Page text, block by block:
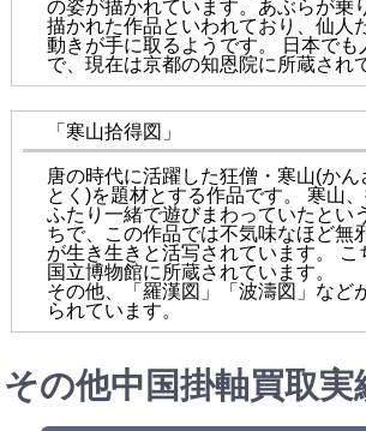
の姿が描かれています。あぶらが乗
描かれた作品といわれており、仙人
動きが手に取るようです。 日本でも
で、現在は京都の知恩院に所蔵され
「寒山拾得図」
唐の時代に活躍した狂僧・寒山(かん
とく)を題材とする作品です。 寒山
ふたり一緒で遊びまわっていたとい
ちで、この作品では不気味なほど無
が生き生きと活写されています。
国立博物館に所蔵されています。
その他、「羅漢図」「波濤図」など
られています。
その他中国掛軸買取実